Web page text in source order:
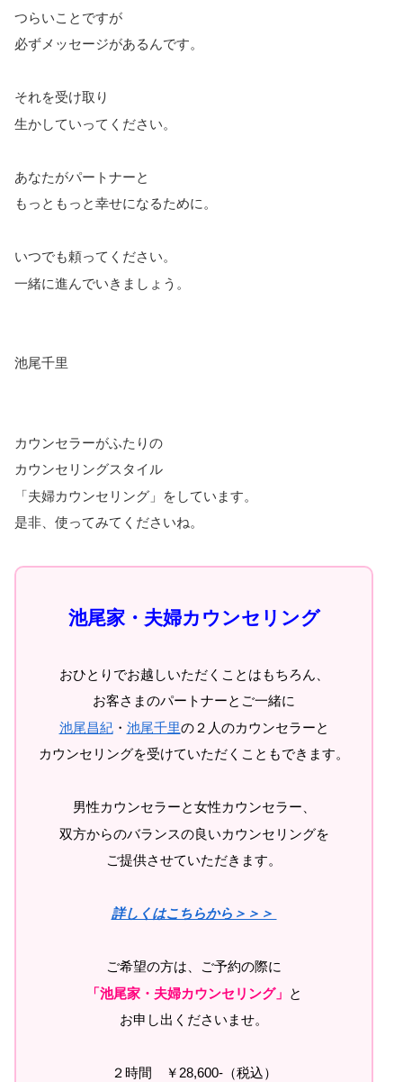
つらいことですが
必ずメッセージがあるんです。
それを受け取り
生かしていってください。
あなたがパートナーと
もっともっと幸せになるために。
いつでも頼ってください。
一緒に進んでいきましょう。
池尾千里
カウンセラーがふたりの
カウンセリングスタイル
「夫婦カウンセリング」をしています。
是非、使ってみてくださいね。
池尾家・夫婦カウンセリング
おひとりでお越しいただくことはもちろん、
お客さまのパートナーとご一緒に
池尾昌紀・ 池尾千里の２人のカウンセラーと
カウンセリングを受けていただくこともできます。
男性カウンセラーと女性カウンセラー、
双方からのバランスの良いカウンセリングを
ご提供させていただきます。
詳しくはこちらから＞＞＞
ご希望の方は、ご予約の際に
「池尾家・夫婦カウンセリング」 と
お申し出くださいませ。
２時間 ￥28,600-（税込）